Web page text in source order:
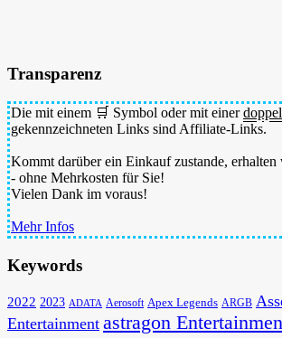
Transparenz
Die mit einem 🛒 Symbol oder mit einer
gekennzeichneten Links sind Affiliate-Links.
Kommt darüber ein Einkauf zustande, erhalten
- ohne Mehrkosten für Sie!
Vielen Dank im voraus!
Mehr Infos
Keywords
2022 2023 ADATA Aerosoft Apex Legends ARGB
Entertainment astragon